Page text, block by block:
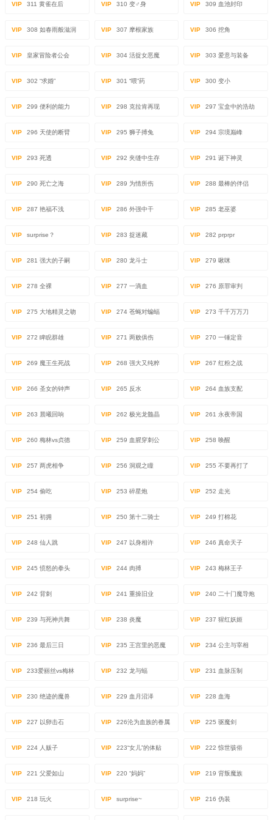
VIP 311 黄雀在后 VIP 310 变♂身 VIP 309 血池封印
VIP 308 如春雨般滋润 VIP 307 摩根家族 VIP 306 挖角
VIP 皇家冒险者公会 VIP 304 活捉女恶魔 VIP 303 爱意与装备
VIP 302 “求婚” VIP 301 “喂”药 VIP 300 变小
VIP 299 便利的能力 VIP 298 克拉肯再现 VIP 297 宝盒中的浩劫
VIP 296 天使的断臂 VIP 295 狮子搏兔 VIP 294 宗境巅峰
VIP 293 死透 VIP 292 夹缝中生存 VIP 291 诞下神灵
VIP 290 死亡之海 VIP 289 为情所伤 VIP 288 最棒的伴侣
VIP 287 艳福不浅 VIP 286 外强中干 VIP 285 老巫婆
VIP surprise？ VIP 283 捉迷藏 VIP 282 prprpr
VIP 281 强大的子嗣 VIP 280 龙斗士 VIP 279 啾咪
VIP 278 全裸 VIP 277 一滴血 VIP 276 原罪审判
VIP 275 大地精灵之吻 VIP 274 苍蝇对蝙蝠 VIP 273 千千万万刀
VIP 272 睥睨群雄 VIP 271 两败俱伤 VIP 270 一锤定音
VIP 269 魔王生死战 VIP 268 强大又纯粹 VIP 267 红粉之战
VIP 266 圣女的钟声 VIP 265 反水 VIP 264 血族支配
VIP 263 晨曦回响 VIP 262 极光龙髓晶 VIP 261 永夜帝国
VIP 260 梅林vs贞德 VIP 259 血腥穿刺公 VIP 258 唤醒
VIP 257 两虎相争 VIP 256 洞观之瞳 VIP 255 不要再打了
VIP 254 偷吃 VIP 253 碎星炮 VIP 252 走光
VIP 251 初拥 VIP 250 第十二骑士 VIP 249 打棉花
VIP 248 仙人跳 VIP 247 以身相许 VIP 246 真命天子
VIP 245 愤怒的拳头 VIP 244 肉搏 VIP 243 梅林王子
VIP 242 背刺 VIP 241 重操旧业 VIP 240 二十门魔导炮
VIP 239 与死神共舞 VIP 238 炎魔 VIP 237 猩红妖姬
VIP 236 最后三日 VIP 235 王宫里的恶魔 VIP 234 公主与宰相
VIP 233爱丽丝vs梅林 VIP 232 龙与蝠 VIP 231 血脉压制
VIP 230 绝迹的魔兽 VIP 229 血月沼泽 VIP 228 血海
VIP 227 以卵击石 VIP 226沦为血族的眷属 VIP 225 驱魔剑
VIP 224 人贩子 VIP 223“女儿”的体贴 VIP 222 惊世骇俗
VIP 221 父爱如山 VIP 220 “妈妈” VIP 219 背叛魔族
VIP 218 玩火 VIP surprise~ VIP 216 伪装